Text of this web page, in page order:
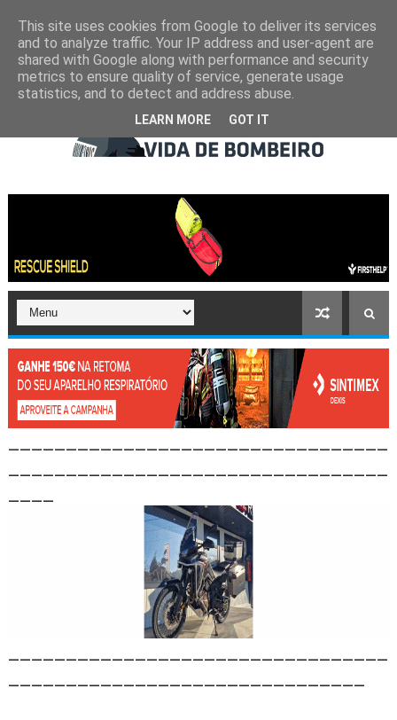
This site uses cookies from Google to deliver its services
and to analyze traffic. Your IP address and user-agent are
shared with Google along with performance and security
metrics to ensure quality of service, generate usage
statistics, and to detect and address abuse.
LEARN MORE GOT IT